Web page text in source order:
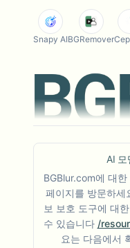
Snapy AIBGRemover
AI 모
BGBlur.com에 대
페이지를 방문하세
보 보호 도구에 대
수 있습니다 /
요는 다음에서